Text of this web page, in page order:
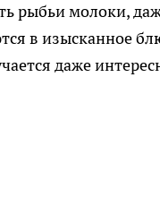
рыбьи молоки,
в изысканное
даже